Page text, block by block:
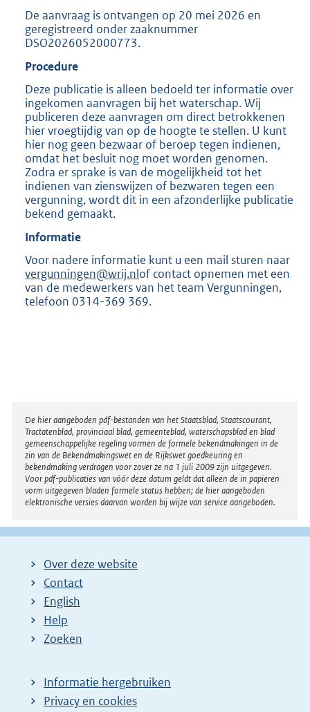
5
K
De aanvraag is ontvangen op 20 mei 2026 en
geregistreerd onder zaaknummer
DSO2026052000773.
Procedure
Deze publicatie is alleen bedoeld ter informatie over
ingekomen aanvragen bij het waterschap. Wij
publiceren deze aanvragen om direct betrokkenen
hier vroegtijdig van op de hoogte te stellen. U kunt
hier nog geen bezwaar of beroep tegen indienen,
omdat het besluit nog moet worden genomen.
Zodra er sprake is van de mogelijkheid tot het
indienen van zienswijzen of bezwaren tegen een
vergunning, wordt dit in een afzonderlijke publicatie
bekend gemaakt.
Informatie
Voor nadere informatie kunt u een mail sturen naar
vergunningen@wrij.nlof contact opnemen met een
van de medewerkers van het team Vergunningen,
telefoon 0314-369 369.
Disclaimer
De hier aangeboden pdf-bestanden van het Staatsblad, Staatscourant,
Tractatenblad, provinciaal blad, gemeenteblad, waterschapsblad en blad
gemeenschappelijke regeling vormen de formele bekendmakingen in de
zin van de Bekendmakingswet en de Rijkswet goedkeuring en
bekendmaking verdragen voor zover ze na 1 juli 2009 zijn uitgegeven.
Voor pdf-publicaties van vóór deze datum geldt dat alleen de in papieren
vorm uitgegeven bladen formele status hebben; de hier aangeboden
elektronische versies daarvan worden bij wijze van service aangeboden.
Over deze website
Contact
English
Help
Zoeken
Informatie hergebruiken
Privacy en cookies